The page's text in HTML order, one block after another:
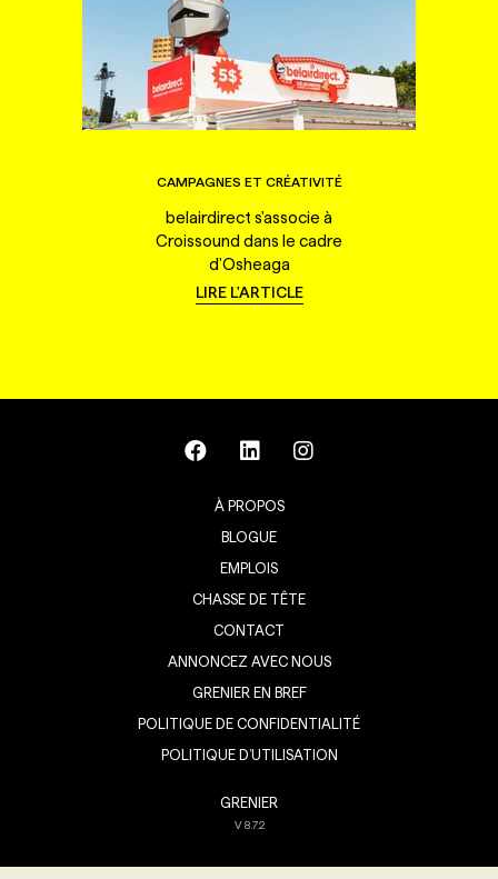
CAMPAGNES ET CRÉATIVITÉ
belairdirect s'associe à
Croissound dans le cadre
d'Osheaga
LIRE L'ARTICLE
À PROPOS
BLOGUE
EMPLOIS
CHASSE DE TÊTE
CONTACT
ANNONCEZ AVEC NOUS
GRENIER EN BREF
POLITIQUE DE CONFIDENTIALITÉ
POLITIQUE D’UTILISATION
GRENIER
V8.7.2